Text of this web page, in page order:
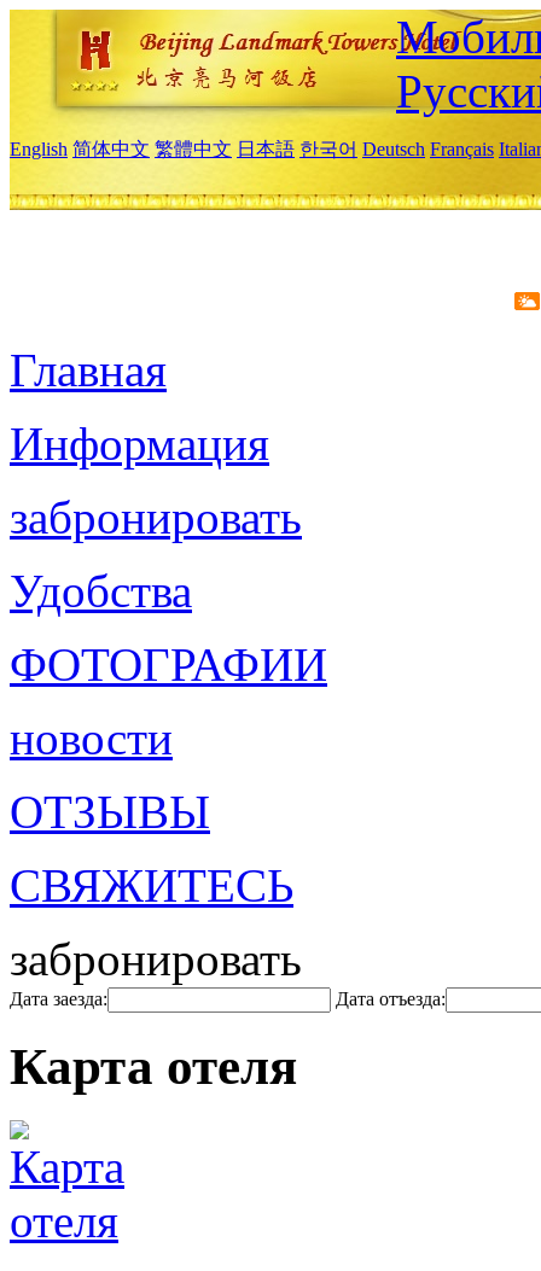
English 简体中文 繁體中文 日本語 한국어 Deutsch Français
Главная
Информация
забронировать
Удобства
ФОТОГРАФИИ
новости
ОТЗЫВЫ
СВЯЖИТЕСЬ
забронировать
Дата заезда: Дата отъезда:
Карта отеля